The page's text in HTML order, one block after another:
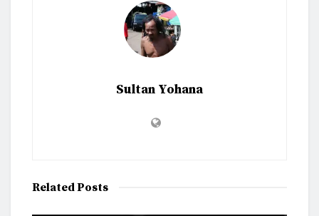
Sultan Yohana
RelatedPosts